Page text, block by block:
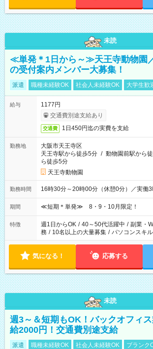
未読
≪単発＊1日から～≫天王寺動物園
の受付案内メンバー大募集！
派遣 職種未経験OK 社会人未経験OK 大学生歓
給与
1177円
交通費別途支給あり
交通費 1日450円迄の実費を支給
勤務地
大阪市天王寺区
天王寺駅から徒歩5分 / 動物園前駅から
ら徒歩5分
天王寺動物園
勤務時間 16時30分～20時00分（休憩0分）／実働
期間 ≪短期＊単発≫ 8・9・10月限定！
特徴 週1日からOK / 40～50代活躍中 / 副業・
務 / 10名以上の大量募集 / パソコンスキ
気になる！ 応募する
未読
週3～＆短期もOK！バックオフィ
給2000円！交通費別途支給
派遣 職種未経験OK 社会人未経験OK
ブランク